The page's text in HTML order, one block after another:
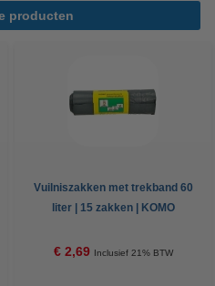
producten
Vuilniszakken met trekband 60
liter | 15 zakken | KOMO
€ 2,69 Inclusief 21% BTW